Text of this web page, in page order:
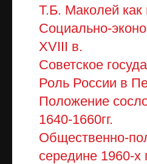
Т.Б. Маколей как
Социально-
XVIII в.
Советское
Роль России в
Положение
1640-1660гг.
Общественно-
середине 1960-х